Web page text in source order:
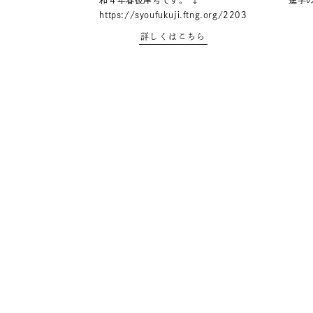
https://syoufukuji.ftng.org/2203
詳しくはこちら